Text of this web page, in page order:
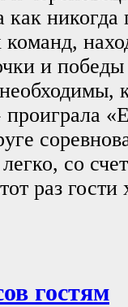
как
и
проиграла
со
раз гости
гостям